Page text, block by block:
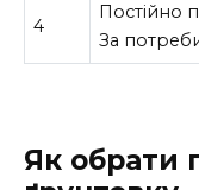
4
Постійно
За
Як обрати